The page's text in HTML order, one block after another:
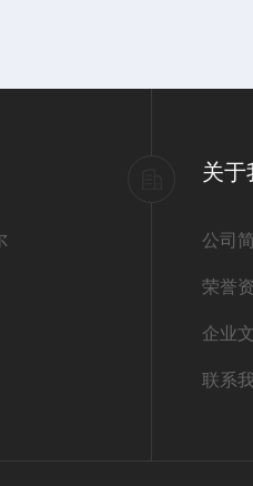
关于
公司
荣誉
企业
联系